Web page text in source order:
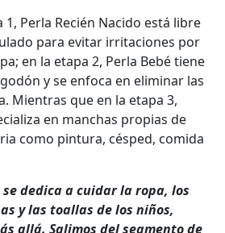
1, Perla Recién Nacido está libre
para evitar irritaciones por
en la etapa 2, Perla Bebé tiene
y se enfoca en eliminar las
Mientras que en la etapa 3,
en manchas propias de
como pintura, césped, comida
se dedica a cuidar la ropa, los
y las toallas de los niños,
allá. Salimos del segmento de